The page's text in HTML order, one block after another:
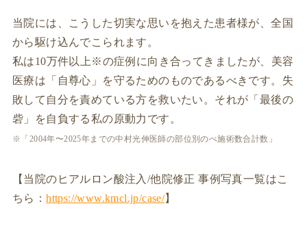
当院には、こうした切実な思いを抱えた患者様が、全国
から駆け込んでこられます。
私は10万件以上※の症例に向き合ってきましたが、美容
医療は「自尊心」を守るためのものであるべきです。失
敗して自分を責めている方を救いたい。それが「最後の
砦」を自負する私の原動力です。
※「2004年〜2025年までの中村光伸医師の部位別のべ施術数合計数」
【当院のヒアルロン酸注入/他院修正 事例写真一覧はこ
ちら：https://www.kmcl.jp/case/】